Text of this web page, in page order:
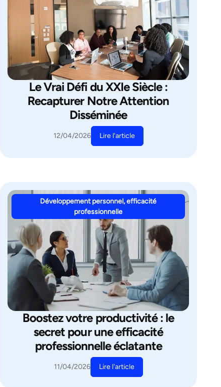
Le Vrai Défi du XXIe Siècle :
Recapturer Notre Attention
Disséminée
12/04/2026 Lire l'article
Développement personnel, efficacité
professionnelle
Boostez votre productivité : le
secret pour une efficacité
professionnelle éclatante
11/04/2026 Lire l'article